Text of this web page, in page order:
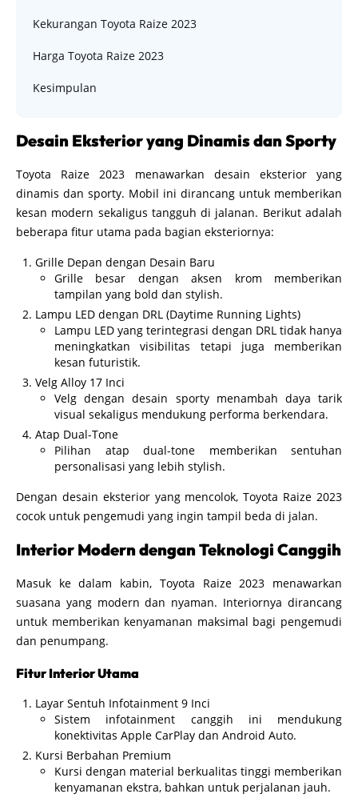
Kekurangan Toyota Raize 2023
Harga Toyota Raize 2023
Kesimpulan
Desain Eksterior yang Dinamis dan Sporty
Toyota Raize 2023 menawarkan desain eksterior yang
dinamis dan sporty. Mobil ini dirancang untuk memberikan
kesan modern sekaligus tangguh di jalanan. Berikut adalah
beberapa fitur utama pada bagian eksteriornya:
Grille Depan dengan Desain Baru
Grille besar dengan aksen krom memberikan
tampilan yang bold dan stylish.
Lampu LED dengan DRL (Daytime Running Lights)
Lampu LED yang terintegrasi dengan DRL tidak hanya
meningkatkan visibilitas tetapi juga memberikan
kesan futuristik.
Velg Alloy 17 Inci
Velg dengan desain sporty menambah daya tarik
visual sekaligus mendukung performa berkendara.
Atap Dual-Tone
Pilihan atap dual-tone memberikan sentuhan
personalisasi yang lebih stylish.
Dengan desain eksterior yang mencolok, Toyota Raize 2023
cocok untuk pengemudi yang ingin tampil beda di jalan.
Interior Modern dengan Teknologi Canggih
Masuk ke dalam kabin, Toyota Raize 2023 menawarkan
suasana yang modern dan nyaman. Interiornya dirancang
untuk memberikan kenyamanan maksimal bagi pengemudi
dan penumpang.
Fitur Interior Utama
Layar Sentuh Infotainment 9 Inci
Sistem infotainment canggih ini mendukung
konektivitas Apple CarPlay dan Android Auto.
Kursi Berbahan Premium
Kursi dengan material berkualitas tinggi memberikan
kenyamanan ekstra, bahkan untuk perjalanan jauh.